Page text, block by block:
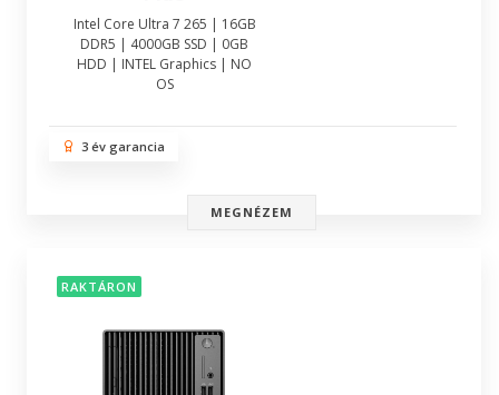
Intel Core Ultra 7 265 | 16GB
DDR5 | 4000GB SSD | 0GB
HDD | INTEL Graphics | NO
OS
3 év garancia
MEGNÉZEM
RAKTÁRON